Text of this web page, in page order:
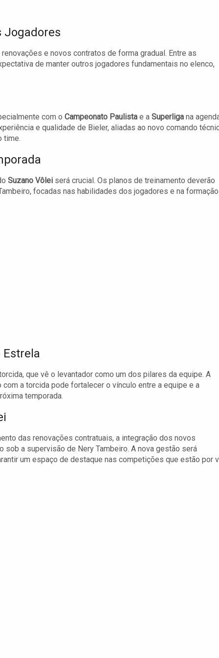
Jogadores
e novos contratos de forma gradual. Entre as
de manter outros jogadores fundamentais no elenco,
com o Campeonato Paulista e a Superliga na
e qualidade de Bieler, aliadas ao novo comando
time.
Suzano Vôlei será crucial. Os planos de treinamento deverão
focadas nas habilidades dos jogadores e na formação
Estrela
que vê o levantador como um dos pilares da equipe. A
a torcida pode fortalecer o vínculo entre a equipe e a
temporada.
das renovações contratuais, a integração dos novos
a supervisão de Nery Tambeiro. A nova gestão será
um espaço de destaque nas competições que estão por